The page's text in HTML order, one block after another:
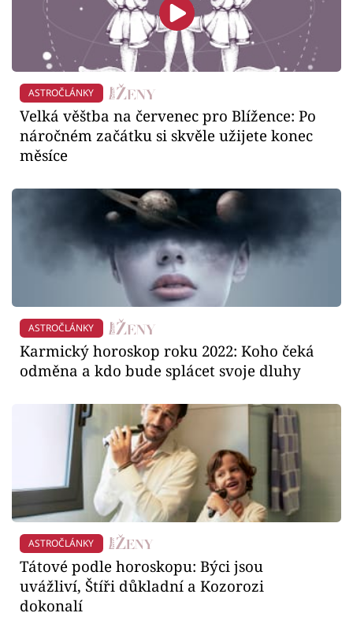
ASTROČLÁNKY
Velká věštba na červenec pro Blížence: Po
náročném začátku si skvěle užijete konec
měsíce
ASTROČLÁNKY
Karmický horoskop roku 2022: Koho čeká
odměna a kdo bude splácet svoje dluhy
ASTROČLÁNKY
Tátové podle horoskopu: Býci jsou
uvážliví, Štíři důkladní a Kozorozi
dokonalí